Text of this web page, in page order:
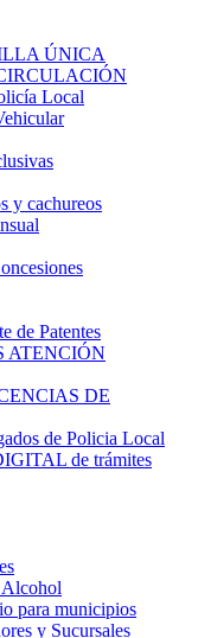
ÚNICA
Local
y cachureos
de Patentes
ATENCIÓN
DE
de Policia Local
de trámites
Alcohol
para municipios
y Sucursales